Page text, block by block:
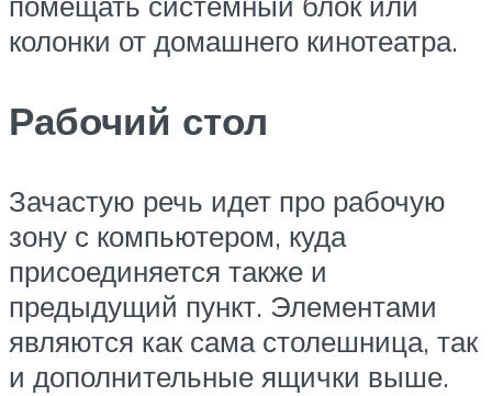
колонки от домашнего кинотеатра.
Рабочий стол
Зачастую речь идет про рабочую
зону с компьютером, куда
присоединяется также и
предыдущий пункт. Элементами
являются как сама столешница, так
и дополнительные ящички выше.